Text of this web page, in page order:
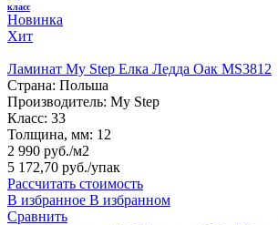
класс
Новинка
Хит
Ламинат My Step Елка Ледда Оак MS3812
Страна: Польша
Производитель: My Step
Класс: 33
Толщина, мм: 12
2 990 руб./м2
5 172,70 руб./упак
Рассчитать стоимость
В избранное В избранном
Сравнить